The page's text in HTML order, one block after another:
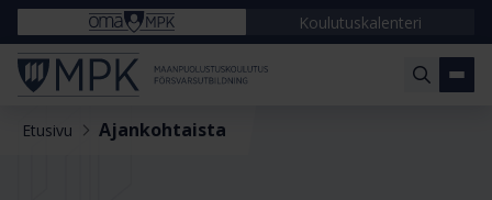
Koulutuskalenteri
Etusivu Ajankohtaista